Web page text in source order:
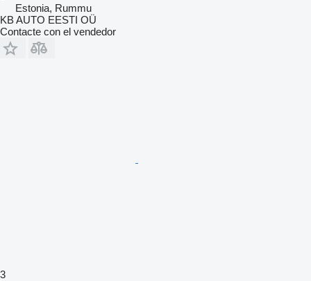
Estonia, Rummu
KB AUTO EESTI OÜ
Contacte con el vendedor
3